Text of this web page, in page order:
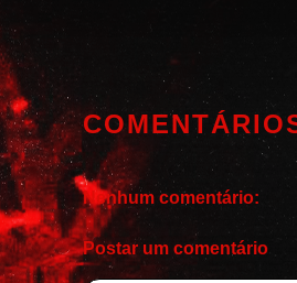
Nenhum comentário:
Postar um comentário